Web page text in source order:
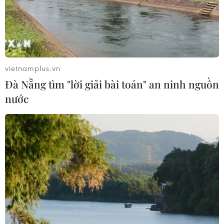
24 năm tù cho đôi vợ chồng tổ chức
“bay lắc” trong quán karaoke
05/08/2026 13:41
Lập kênh TikTok khởi nghiệp, lừa
đảo chiếm đoạt 15 tỷ đồng
05/08/2026 11:36
Xem thêm
vietnamplus.vn
Đà Nẵng tìm "lời giải bài toán" an ninh nguồn
nước